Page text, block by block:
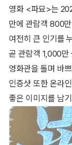
영화 <파묘>는
만에 관람객 800
여전히 큰 인기를
곧 관람객 1,000만
영화관을 돌며 바
인증샷 또한 온라
좋은 이미지를 남